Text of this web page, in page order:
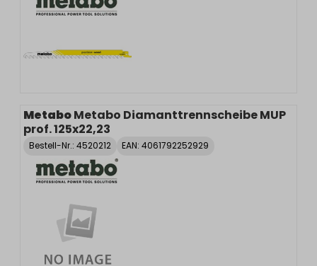
MetaboMetabo Diamanttrennscheibe MUP
prof. 125x22,23
Bestell-Nr.: 4520212 EAN: 4061792252929